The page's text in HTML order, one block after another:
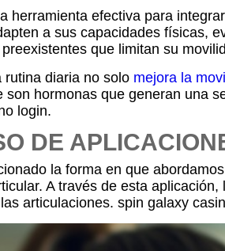
herramienta efectiva para
a sus capacidades físicas,
que limitan su
rutina diaria no solo mejora la
hormonas que generan una
login.
DE
la forma en que
A través de esta
articulaciones. spin galaxy